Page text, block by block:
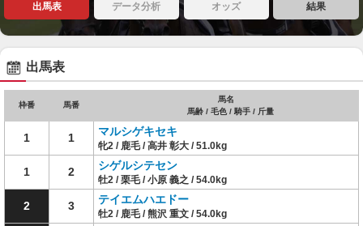
出馬表 データ分析 オッズ 結果
出馬表
枠番 馬番
馬名
馬齢 / 毛色 / 騎手 / 斤量
1 1 マルシゲキセキ
牝2 / 鹿毛 / 高井 彰大 / 51.0kg
1 2 シゲルシテセン
牡2 / 栗毛 / 小原 義之 / 54.0kg
2 3 テイエムハエドー
牡2 / 鹿毛 / 熊沢 重文 / 54.0kg